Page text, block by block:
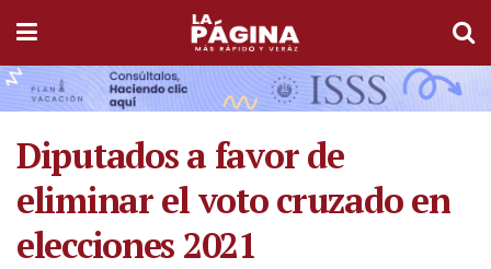
Diputados a favor de
eliminar el voto cruzado en
elecciones 2021